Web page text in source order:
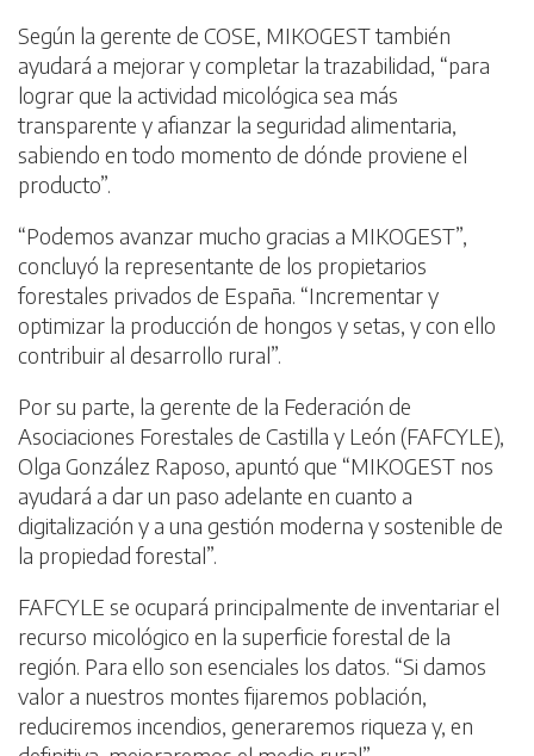
Según la gerente de COSE, MIKOGEST también
ayudará a mejorar y completar la trazabilidad, “para
lograr que la actividad micológica sea más
transparente y afianzar la seguridad alimentaria,
sabiendo en todo momento de dónde proviene el
producto”.
“Podemos avanzar mucho gracias a MIKOGEST”,
concluyó la representante de los propietarios
forestales privados de España. “Incrementar y
optimizar la producción de hongos y setas, y con ello
contribuir al desarrollo rural”.
Por su parte, la gerente de la Federación de
Asociaciones Forestales de Castilla y León (FAFCYLE),
Olga González Raposo, apuntó que “MIKOGEST nos
ayudará a dar un paso adelante en cuanto a
digitalización y a una gestión moderna y sostenible de
la propiedad forestal”.
FAFCYLE se ocupará principalmente de inventariar el
recurso micológico en la superficie forestal de la
región. Para ello son esenciales los datos. “Si damos
valor a nuestros montes fijaremos población,
reduciremos incendios, generaremos riqueza y, en